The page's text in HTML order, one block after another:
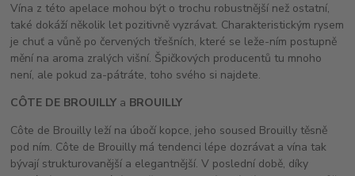
Vína z této apelace mohou být o trochu robustnější než ostatní,
také dokáží několik let pozitivně vyzrávat. Charakteristickým rysem
je chuť a vůně po červených třešních, které se leže-ním postupně
mění na aroma zralých višní. Špičkových producentů tu mnoho
není, ale pokud za-pátráte, toho svého si najdete.
CÔTE DE BROUILLY a BROUILLY
Côte de Brouilly leží na úbočí kopce, jeho soused Brouilly těsně
pod ním. Côte de Brouilly má tendenci lépe dozrávat a vína tak
bývají strukturovanější a elegantnější. V poslední době, díky